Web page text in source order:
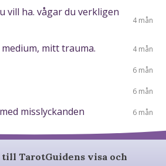
vill ha. vågar du verkligen
4 mån
mitt trauma. 4 mån
6 mån
6 mån
misslyckanden 6 mån
till TarotGuidens visa och